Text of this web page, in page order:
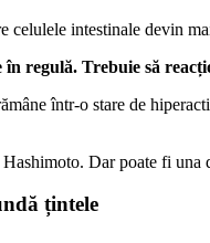
intestinale devin
în regulă. Trebuie să
într-o stare de
Hashimoto. Dar poate fi una
țintele